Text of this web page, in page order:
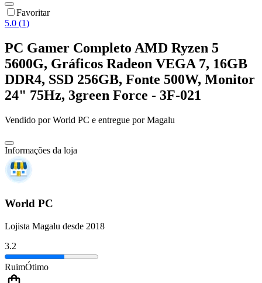
Favoritar
5.0 (1)
PC Gamer Completo AMD Ryzen 5
5600G, Gráficos Radeon VEGA 7, 16GB
DDR4, SSD 256GB, Fonte 500W, Monitor
24" 75Hz, 3green Force - 3F-021
Vendido porWorld PC e entregue por Magalu
Informações da loja
World PC
Lojista Magalu desde 2018
3.2
RuimÓtimo